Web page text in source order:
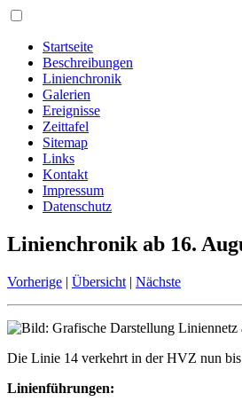
Startseite
Beschreibungen
Linienchronik
Galerien
Ereignisse
Zeittafel
Sitemap
Links
Kontakt
Impressum
Datenschutz
Linienchronik ab 16.
Vorherige | Übersicht | Nächste
Die Linie 14 verkehrt in der HVZ nun
Linienführungen: